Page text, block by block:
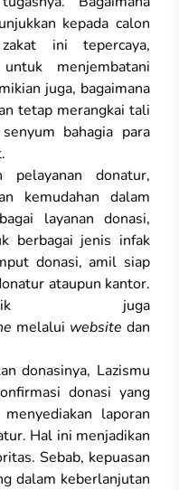
kepada calon
ini tepercaya,
menjembatani
juga, bagaimana
tetap merangkai tali
bahagia para
pelayanan donatur,
kemudahan dalam
layanan donasi,
berbagai jenis infak
donasi, amil siap
ataupun kantor.
juga
melalui website dan
donasinya, Lazismu
donasi yang
laporan
Hal ini menjadikan
Sebab, kepuasan
dalam keberlanjutan